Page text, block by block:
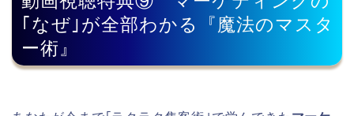
｢なぜ｣が全部わかる『魔法のマスタ
ー術』